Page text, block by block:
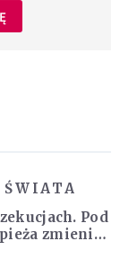
Pod
zmienił